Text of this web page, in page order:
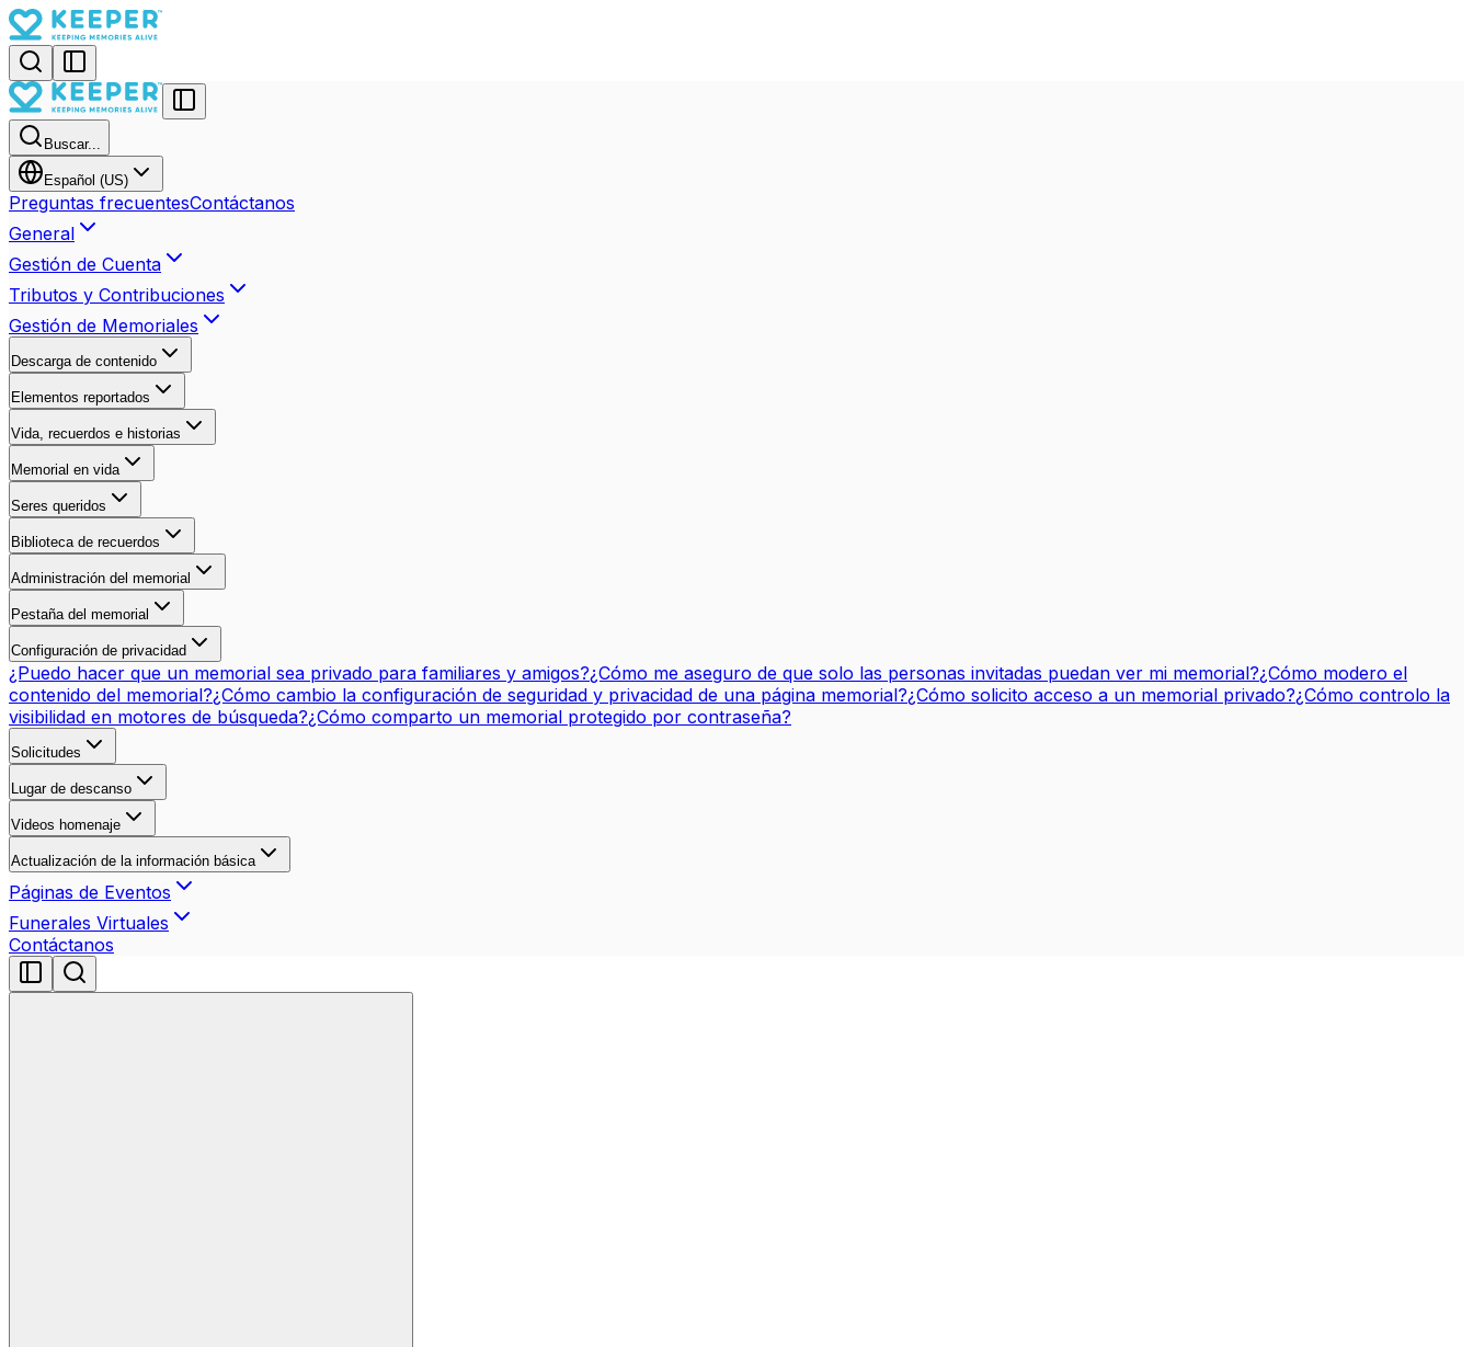
Buscar...
Español (US)
Preguntas frecuentesContáctanos
General
Gestión de Cuenta
Tributos y Contribuciones
Gestión de Memoriales
Descarga de contenido
Elementos reportados
Vida, recuerdos e historias
Memorial en vida
Seres queridos
Biblioteca de recuerdos
Administración del memorial
Pestaña del memorial
Configuración de privacidad
¿Puedo hacer que un memorial sea privado para familiares y amigos?¿Cómo me aseguro de que solo las personas invitadas puedan ver mi memorial?¿Cómo modero el
contenido del memorial?¿Cómo cambio la configuración de seguridad y privacidad de una página memorial?¿Cómo solicito acceso a un memorial privado?¿Cómo controlo la
visibilidad en motores de búsqueda?¿Cómo comparto un memorial protegido por contraseña?
Solicitudes
Lugar de descanso
Videos homenaje
Actualización de la información básica
Páginas de Eventos
Funerales Virtuales
Contáctanos